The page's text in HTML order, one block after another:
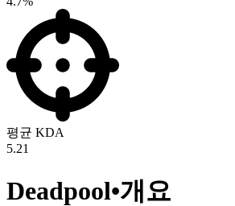
평균 KDA
5.21
Deadpool•개요